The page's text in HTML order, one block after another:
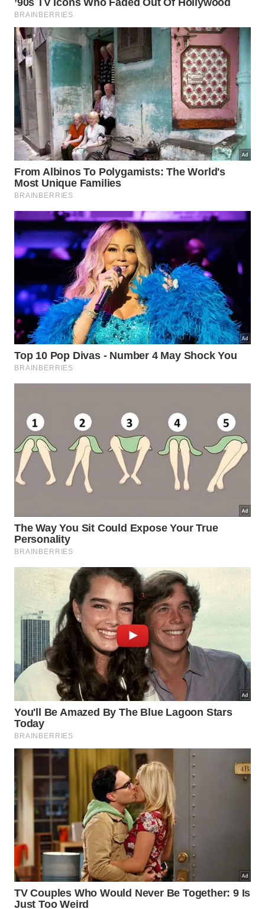
ameixa madura, pela cor escura e pela doçura
delicada;
cereja, pelo formato pequeno e pela acidez
equilibrada;
chocolate amargo, pela nota intensa percebida
em frutos bem maduros;
flores, pelo aroma suave que aparece logo após
a colheita.
A grumixama é pouco vista no comércio porque
amadurece em uma janela curta e tem polpa delicada,
sensível ao manuseio. -Imagem gerada por IA
Quais nutrientes tornam a
grumixama interessante?
A grumixama costuma ser valorizada por
escura, característica de muitos frutos pigmentados.
Embora não seja alimento milagroso, sua
polpa
pode enriquecer uma alimentação variada,
especialmente quando consumida fresca e em
porçõesmoderadas.
O maior interesse está em diversificar o cardápio
preservando sabores regionais e pomares nativos.
Ao incluir frutas assim, o leitor descobre
diferentes, amplia repertório alimentar e valoriza a
biodiversidadelocal.
Ela pode entrar na rotina de formas simples:
consumida in natura logo após a colheita;
usada em geleias caseiras de sabor intenso;
aproveitada em caldas para sobremesas;
transformada em licores artesanais, quando
preparada por adultos.
Como consumir grumixama e
valorizar uma fruta brasileira rara?
Quem se interessa por
frutas brasileiras pouco
encontra na grumixama um exemplo de
sabor regional que merece atenção. O ideal é
consumir afruta
logo após a colheita, quando
textura, aroma efrescorestão melhores.
Geleias, caldas e preparos caseiros ajudam a
aproveitar safras curtas, mas o consumo fresco
ainda preserva melhor a experiência da polpa. Ao
conhecer agrumixameira, o leitor também entende
por que proteger aMataAtlântica significa